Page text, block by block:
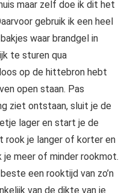
maar zelf doe ik dit het
gebruik ik een heel
waar brandgel in
te sturen qua
op de hittebron hebt
open staan. Pas
ziet ontstaan, sluit je de
lager en start je de
rook je langer of korter en
je meer of minder rookmot.
een rooktijd van zo’n
van de dikte van je